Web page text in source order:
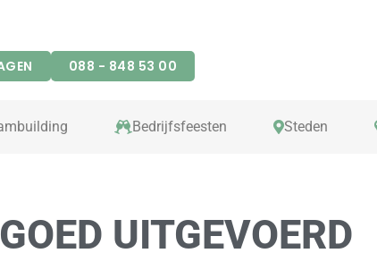
088 - 848 53 00
Bedrijfsfeesten Steden
UITGEVOERD